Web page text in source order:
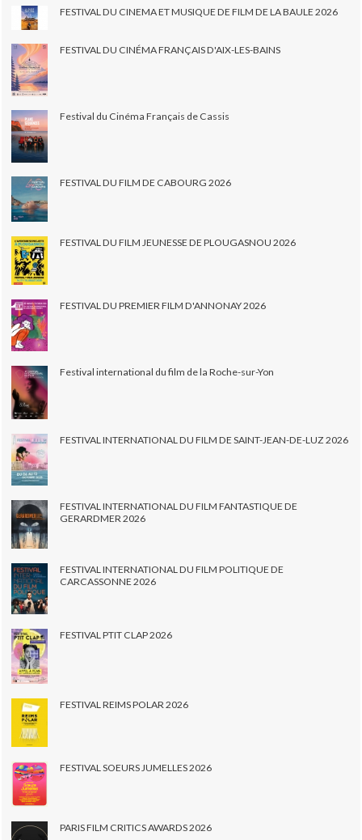
FESTIVAL DU CINEMA ET MUSIQUE DE FILM DE LA BAULE 2026
FESTIVAL DU CINÉMA FRANÇAIS D'AIX-LES-BAINS
Festival du Cinéma Français de Cassis
FESTIVAL DU FILM DE CABOURG 2026
FESTIVAL DU FILM JEUNESSE DE PLOUGASNOU 2026
FESTIVAL DU PREMIER FILM D'ANNONAY 2026
Festival international du film de la Roche-sur-Yon
FESTIVAL INTERNATIONAL DU FILM DE SAINT-JEAN-DE-LUZ 2026
FESTIVAL INTERNATIONAL DU FILM FANTASTIQUE DE
GERARDMER 2026
FESTIVAL INTERNATIONAL DU FILM POLITIQUE DE
CARCASSONNE 2026
FESTIVAL PTIT CLAP 2026
FESTIVAL REIMS POLAR 2026
FESTIVAL SOEURS JUMELLES 2026
PARIS FILM CRITICS AWARDS 2026